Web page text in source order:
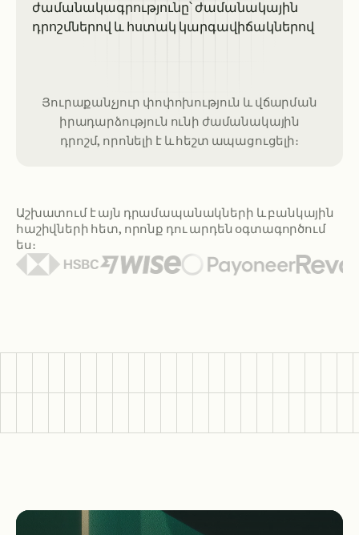
Յուրաքանչյուր փոփոխություն և վճարման
իրադարձություն ունի ժամանակային
դրոշմ, որոնելի է և հեշտ ապացուցելի։
Աշխատում է այն դրամապանակների և բանկային
հաշիվների հետ, որոնք դու արդեն օգտագործում
ես։